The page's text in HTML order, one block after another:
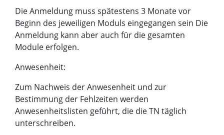
Die Anmeldung muss spätestens 3 Monate vor
Beginn des jeweiligen Moduls eingegangen sein Die
Anmeldung kann aber auch für die gesamten
Module erfolgen.
Anwesenheit:
Zum Nachweis der Anwesenheit und zur
Bestimmung der Fehlzeiten werden
Anwesenheitslisten geführt, die die TN täglich
unterschreiben.